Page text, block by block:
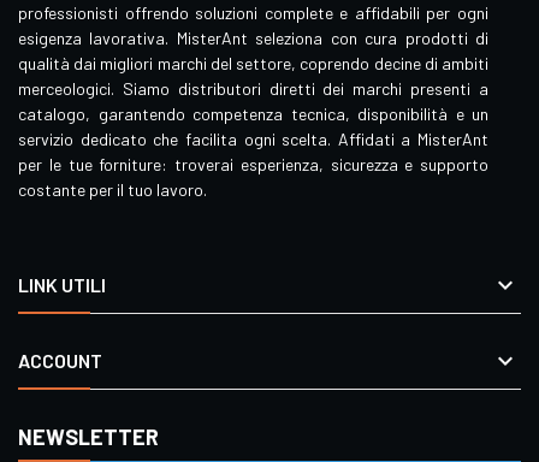
professionisti offrendo soluzioni complete e affidabili per ogni
esigenza lavorativa. MisterAnt seleziona con cura prodotti di
qualità dai migliori marchi del settore, coprendo decine di ambiti
merceologici. Siamo distributori diretti dei marchi presenti a
catalogo, garantendo competenza tecnica, disponibilità e un
servizio dedicato che facilita ogni scelta. Affidati a MisterAnt
per le tue forniture: troverai esperienza, sicurezza e supporto
costante per il tuo lavoro.
LINK UTILI 
ACCOUNT 
NEWSLETTER